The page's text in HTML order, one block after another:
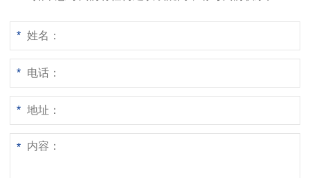
*
*
*
*